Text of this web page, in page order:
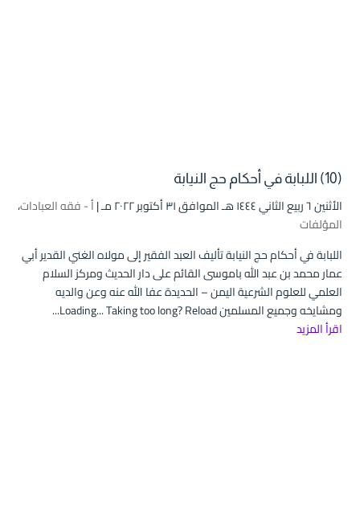
(10) اللبابة في أحكام حج النيابة
الأثنين ٦ ربيع الثاني ۱٤٤٤ هـ الموافق ۳۱ أكتوبر ۲۰۲۲ مـ | أ - فقه العبادات،
المؤلفات
اللبابة في أحكام حج النيابة تأليف العبد الفقير إلى مولاه الغني القدير أبي
عمار محمد بن عبد الله باموسى القائم على دار الحديث ومركز السلام
العلمي للعلوم الشرعية اليمن – الحديدة عفا الله عنه وعن والديه
ومشايخه وجميع المسلمين Loading... Taking too long? Reload...
اقرأ المزيد